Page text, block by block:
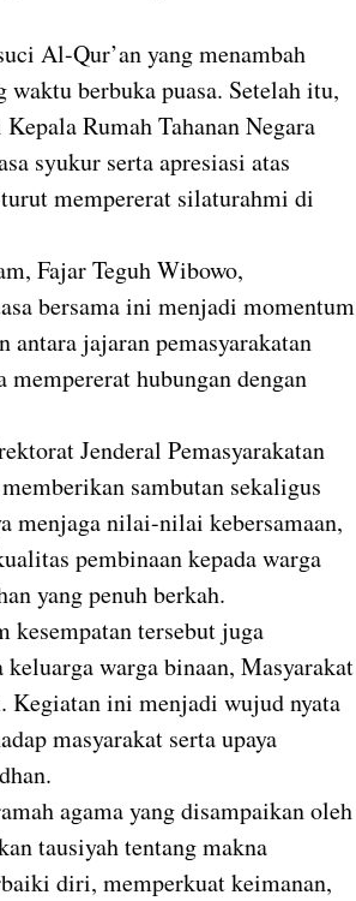
Al-Qur’an yang menambah
berbuka puasa. Setelah itu,
Rumah Tahanan Negara
syukur serta apresiasi atas
mempererat silaturahmi di
Fajar Teguh Wibowo,
bersama ini menjadi momentum
antara jajaran pemasyarakatan
mempererat hubungan dengan
Jenderal Pemasyarakatan
sambutan sekaligus
menjaga nilai-nilai kebersamaan,
pembinaan kepada warga
yang penuh berkah.
kesempatan tersebut juga
keluarga warga binaan, Masyarakat
Kegiatan ini menjadi wujud nyata
masyarakat serta upaya
agama yang disampaikan oleh
tausiyah tentang makna
diri, memperkuat keimanan,